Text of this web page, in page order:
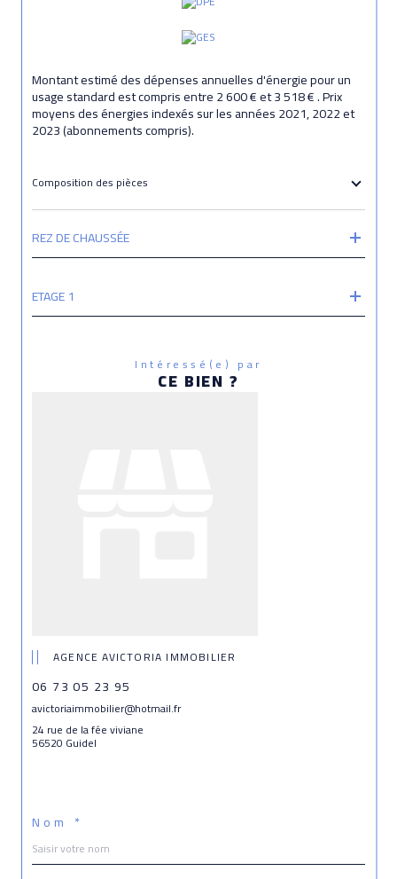
Montant estimé des dépenses annuelles d'énergie pour un
usage standard est compris entre 2 600 € et 3 518 € . Prix
moyens des énergies indexés sur les années 2021, 2022 et
2023 (abonnements compris).
Composition des pièces
REZ DE CHAUSSÉE
ETAGE 1
Intéressé(e) par
CE BIEN ?
AGENCE AVICTORIA IMMOBILIER
06 73 05 23 95
avictoriaimmobilier@hotmail.fr
24 rue de la fée viviane
56520 Guidel
Nom *